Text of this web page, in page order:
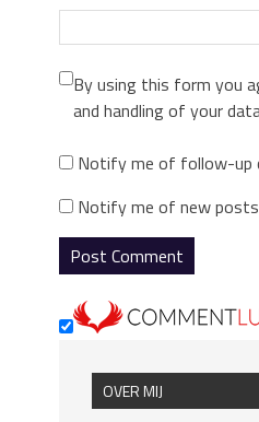
By using this form you
and handling of your
Notify me of follow-up
Notify me of new posts
OVER MIJ